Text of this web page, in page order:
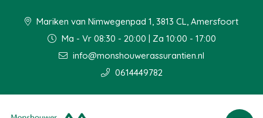
Mariken van Nimwegenpad 1, 3813 CL, Amersfoort
Ma - Vr 08:30 - 20:00 | Za 10:00 - 17:00
info@monshouwerassurantien.nl
0614449782